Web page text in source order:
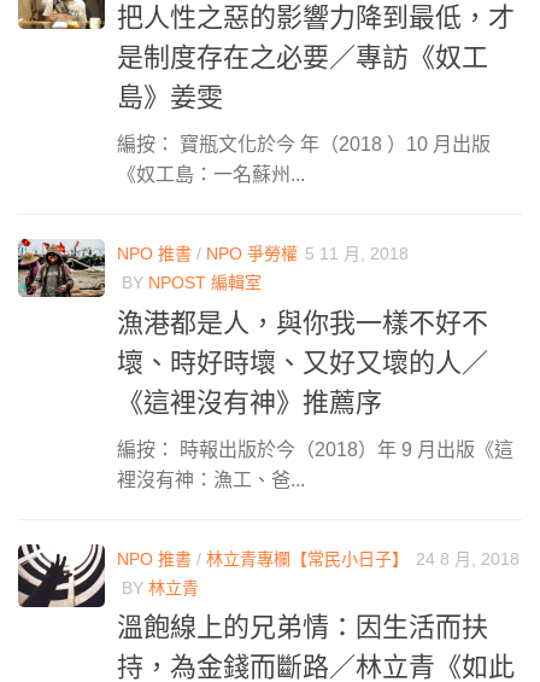
把人性之惡的影響力降到最低，才
是制度存在之必要／專訪《奴工
島》姜雯
編按： 寶瓶文化於今 年（2018 ）10 月出版
《奴工島：一名蘇州...
NPO 推書 / NPO 爭勞權 5 11 月, 2018
BY NPOST 編輯室
漁港都是人，與你我一樣不好不
壞、時好時壞、又好又壞的人／
《這裡沒有神》推薦序
編按： 時報出版於今（2018）年 9 月出版《這
裡沒有神：漁工、爸...
NPO 推書 / 林立青專欄【常民小日子】
24 8 月, 2018
BY 林立青
溫飽線上的兄弟情：因生活而扶
持，為金錢而斷路／林立青《如此